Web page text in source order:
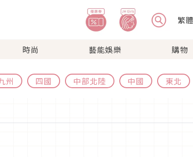
繁
時尚 藝能娛樂 購物
州 四國 中部北陸 中國 東北